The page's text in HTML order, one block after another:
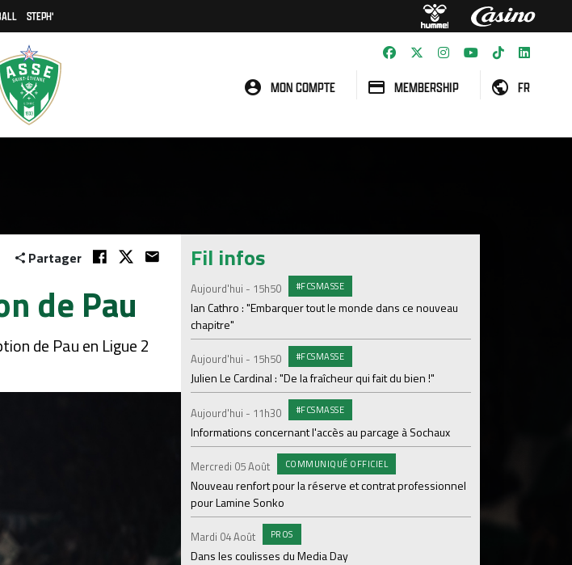
STEPH'
MON COMPTE MEMBERSHIP FR
Partager
de Pau
de Pau en Ligue 2
Fil infos
Aujourd'hui - 15h50 #FCSMASSE
Ian Cathro : "Embarquer tout le monde dans ce nouveau
chapitre"
Aujourd'hui - 15h50 #FCSMASSE
Julien Le Cardinal : "De la fraîcheur qui fait du bien !"
Aujourd'hui - 11h30 #FCSMASSE
Informations concernant l'accès au parcage à Sochaux
Mercredi 05 Août COMMUNIQUÉ OFFICIEL
Nouveau renfort pour la réserve et contrat professionnel
pour Lamine Sonko
Mardi 04 Août PROS
Dans les coulisses du Media Day